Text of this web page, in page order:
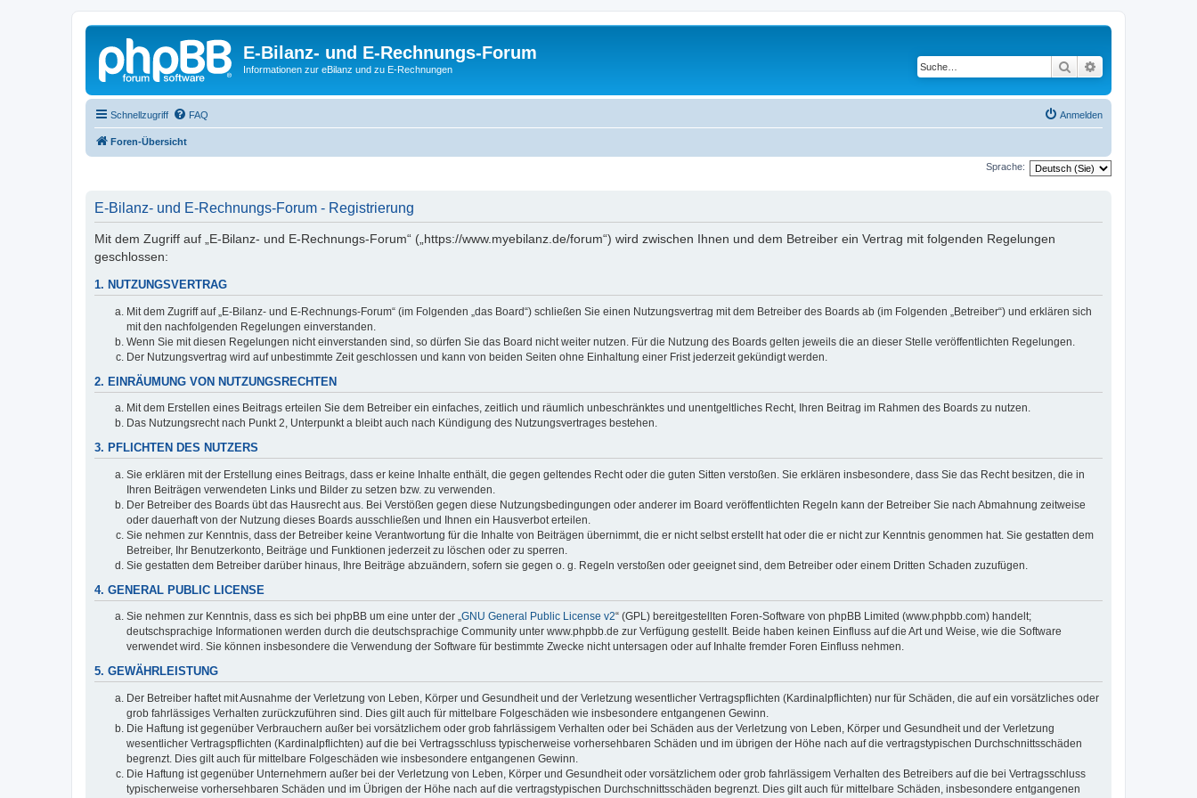
E-Bilanz- und E-Rechnungs-Forum
Informationen zur eBilanz und zu E-Rechnungen Suche
Schnellzugriff FAQ Anmelden
Foren-Übersicht
Sprache:
E-Bilanz- und E-Rechnungs-Forum - Registrierung
Mit dem Zugriff auf „E-Bilanz- und E-Rechnungs-Forum“ („https://www.myebilanz.de/forum“) wird zwischen Ihnen und dem Betreiber ein Vertrag mit folgenden Regelungen
geschlossen:
1. NUTZUNGSVERTRAG
Mit dem Zugriff auf „E-Bilanz- und E-Rechnungs-Forum“ (im Folgenden „das Board“) schließen Sie einen Nutzungsvertrag mit dem Betreiber des Boards ab (im Folgenden „Betreiber“) und erklären sich
mit den nachfolgenden Regelungen einverstanden.
Wenn Sie mit diesen Regelungen nicht einverstanden sind, so dürfen Sie das Board nicht weiter nutzen. Für die Nutzung des Boards gelten jeweils die an dieser Stelle veröffentlichten Regelungen.
Der Nutzungsvertrag wird auf unbestimmte Zeit geschlossen und kann von beiden Seiten ohne Einhaltung einer Frist jederzeit gekündigt werden.
2. EINRÄUMUNG VON NUTZUNGSRECHTEN
Mit dem Erstellen eines Beitrags erteilen Sie dem Betreiber ein einfaches, zeitlich und räumlich unbeschränktes und unentgeltliches Recht, Ihren Beitrag im Rahmen des Boards zu nutzen.
Das Nutzungsrecht nach Punkt 2, Unterpunkt a bleibt auch nach Kündigung des Nutzungsvertrages bestehen.
3. PFLICHTEN DES NUTZERS
Sie erklären mit der Erstellung eines Beitrags, dass er keine Inhalte enthält, die gegen geltendes Recht oder die guten Sitten verstoßen. Sie erklären insbesondere, dass Sie das Recht besitzen, die in
Ihren Beiträgen verwendeten Links und Bilder zu setzen bzw. zu verwenden.
Der Betreiber des Boards übt das Hausrecht aus. Bei Verstößen gegen diese Nutzungsbedingungen oder anderer im Board veröffentlichten Regeln kann der Betreiber Sie nach Abmahnung zeitweise
oder dauerhaft von der Nutzung dieses Boards ausschließen und Ihnen ein Hausverbot erteilen.
Sie nehmen zur Kenntnis, dass der Betreiber keine Verantwortung für die Inhalte von Beiträgen übernimmt, die er nicht selbst erstellt hat oder die er nicht zur Kenntnis genommen hat. Sie gestatten dem
Betreiber, Ihr Benutzerkonto, Beiträge und Funktionen jederzeit zu löschen oder zu sperren.
Sie gestatten dem Betreiber darüber hinaus, Ihre Beiträge abzuändern, sofern sie gegen o. g. Regeln verstoßen oder geeignet sind, dem Betreiber oder einem Dritten Schaden zuzufügen.
4. GENERAL PUBLIC LICENSE
Sie nehmen zur Kenntnis, dass es sich bei phpBB um eine unter der „GNU General Public License v2“ (GPL) bereitgestellten Foren-Software von phpBB Limited (www.phpbb.com) handelt;
deutschsprachige Informationen werden durch die deutschsprachige Community unter www.phpbb.de zur Verfügung gestellt. Beide haben keinen Einfluss auf die Art und Weise, wie die Software
verwendet wird. Sie können insbesondere die Verwendung der Software für bestimmte Zwecke nicht untersagen oder auf Inhalte fremder Foren Einfluss nehmen.
5. GEWÄHRLEISTUNG
Der Betreiber haftet mit Ausnahme der Verletzung von Leben, Körper und Gesundheit und der Verletzung wesentlicher Vertragspflichten (Kardinalpflichten) nur für Schäden, die auf ein vorsätzliches oder
grob fahrlässiges Verhalten zurückzuführen sind. Dies gilt auch für mittelbare Folgeschäden wie insbesondere entgangenen Gewinn.
Die Haftung ist gegenüber Verbrauchern außer bei vorsätzlichem oder grob fahrlässigem Verhalten oder bei Schäden aus der Verletzung von Leben, Körper und Gesundheit und der Verletzung
wesentlicher Vertragspflichten (Kardinalpflichten) auf die bei Vertragsschluss typischerweise vorhersehbaren Schäden und im übrigen der Höhe nach auf die vertragstypischen Durchschnittsschäden
begrenzt. Dies gilt auch für mittelbare Folgeschäden wie insbesondere entgangenen Gewinn.
Die Haftung ist gegenüber Unternehmern außer bei der Verletzung von Leben, Körper und Gesundheit oder vorsätzlichem oder grob fahrlässigem Verhalten des Betreibers auf die bei Vertragsschluss
typischerweise vorhersehbaren Schäden und im Übrigen der Höhe nach auf die vertragstypischen Durchschnittsschäden begrenzt. Dies gilt auch für mittelbare Schäden, insbesondere entgangenen